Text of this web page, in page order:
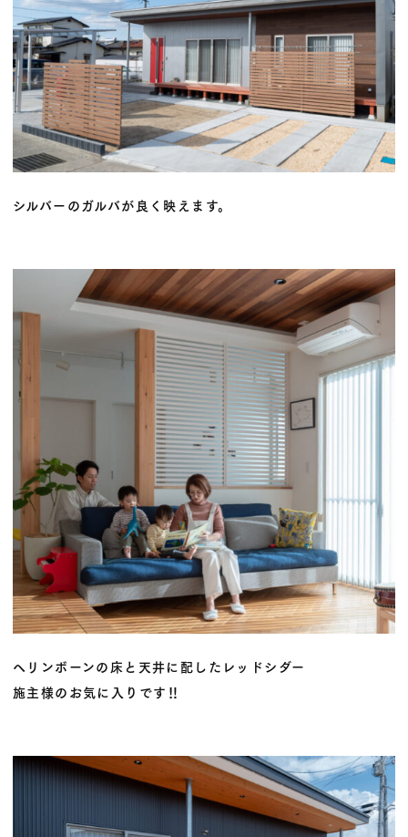
シルバーのガルバが良く映えます。
ヘリンボーンの床と天井に配したレッドシダー
施主様のお気に入りです‼